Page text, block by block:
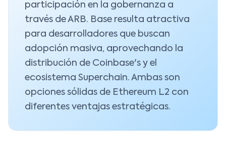
participación en la gobernanza a
través de ARB. Base resulta atractiva
para desarrolladores que buscan
adopción masiva, aprovechando la
distribución de Coinbase's y el
ecosistema Superchain. Ambas son
opciones sólidas de Ethereum L2 con
diferentes ventajas estratégicas.